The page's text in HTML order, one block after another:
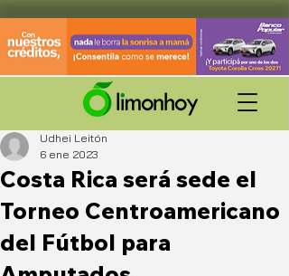
Costa Rica será sede el
Torneo Centroamericano
del Fútbol para
Udhei Leitón
6 ene 2023